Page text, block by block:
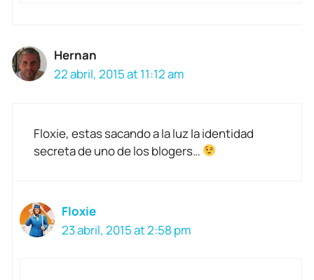
Hernan
22 abril, 2015 at 11:12 am
Floxie, estas sacando a la luz la identidad
secreta de uno de los blogers…
Floxie
23 abril, 2015 at 2:58 pm